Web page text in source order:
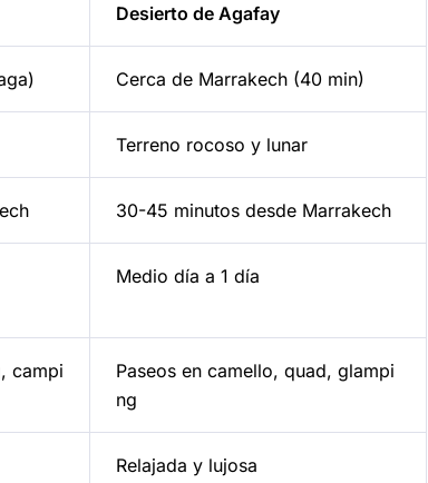
Desierto de Agafay
Cerca de Marrakech (40 min)
Terreno rocoso y lunar
30-45 minutos desde Marrakech
Medio día a 1 día
campi
Paseos en camello, quad, glampi
ng
Relajada y lujosa